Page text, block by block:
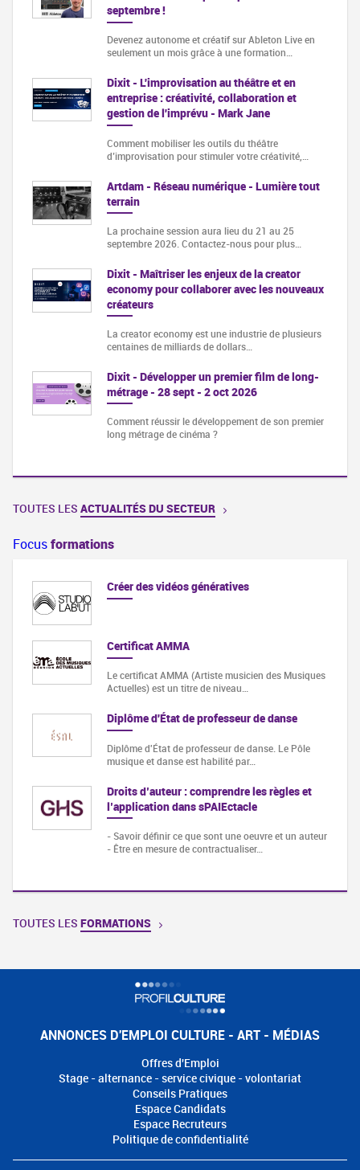
septembre !
Devenez autonome et créatif sur Ableton Live en
seulement un mois grâce à une formation…
Dixit - L'improvisation au théâtre et en
entreprise : créativité, collaboration et
gestion de l'imprévu - Mark Jane
Comment mobiliser les outils du théâtre
d’improvisation pour stimuler votre créativité,…
Artdam - Réseau numérique - Lumière tout
terrain
La prochaine session aura lieu du 21 au 25
septembre 2026. Contactez-nous pour plus…
Dixit - Maîtriser les enjeux de la creator
economy pour collaborer avec les nouveaux
créateurs
La creator economy est une industrie de plusieurs
centaines de milliards de dollars…
Dixit - Développer un premier film de long-
métrage - 28 sept - 2 oct 2026
Comment réussir le développement de son premier
long métrage de cinéma ?
TOUTES LES ACTUALITÉS DU SECTEUR
Focusformations
Créer des vidéos génératives
Certificat AMMA
Le certificat AMMA (Artiste musicien des Musiques
Actuelles) est un titre de niveau…
Diplôme d'État de professeur de danse
Diplôme d'État de professeur de danse. Le Pôle
musique et danse est habilité par…
Droits d’auteur : comprendre les règles et
l’application dans sPAIEctacle
- Savoir définir ce que sont une oeuvre et un auteur
- Être en mesure de contractualiser…
TOUTES LES FORMATIONS
ANNONCES D'EMPLOI CULTURE - ART - MÉDIAS
Offres d'Emploi
Stage - alternance - service civique - volontariat
Conseils Pratiques
Espace Candidats
Espace Recruteurs
Politique de confidentialité